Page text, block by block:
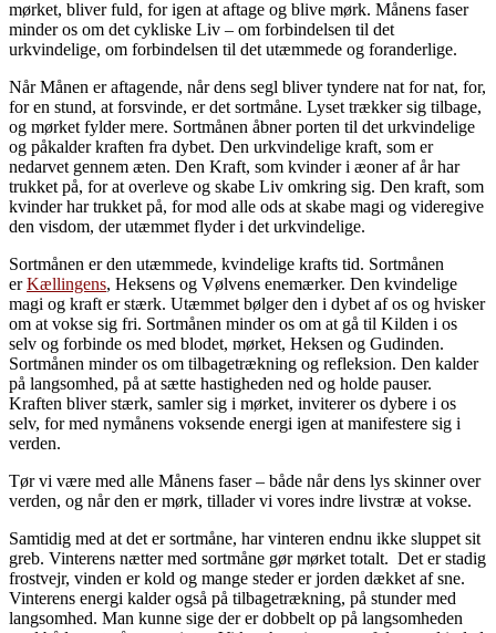
mørket, bliver fuld, for igen at aftage og blive mørk. Månens faser
minder os om det cykliske Liv – om forbindelsen til det
urkvindelige, om forbindelsen til det utæmmede og foranderlige.
Når Månen er aftagende, når dens segl bliver tyndere nat for nat, for,
for en stund, at forsvinde, er det sortmåne. Lyset trækker sig tilbage,
og mørket fylder mere. Sortmånen åbner porten til det urkvindelige
og påkalder kraften fra dybet. Den urkvindelige kraft, som er
nedarvet gennem æten. Den Kraft, som kvinder i æoner af år har
trukket på, for at overleve og skabe Liv omkring sig. Den kraft, som
kvinder har trukket på, for mod alle ods at skabe magi og videregive
den visdom, der utæmmet flyder i det urkvindelige.
Sortmånen er den utæmmede, kvindelige krafts tid. Sortmånen
erKællingens, Heksens og Vølvens enemærker. Den kvindelige
magi og kraft er stærk. Utæmmet bølger den i dybet af os og hvisker
om at vokse sig fri. Sortmånen minder os om at gå til Kilden i os
selv og forbinde os med blodet, mørket, Heksen og Gudinden.
Sortmånen minder os om tilbagetrækning og refleksion. Den kalder
på langsomhed, på at sætte hastigheden ned og holde pauser.
Kraften bliver stærk, samler sig i mørket, inviterer os dybere i os
selv, for med nymånens voksende energi igen at manifestere sig i
verden.
Tør vi være med alle Månens faser – både når dens lys skinner over
verden, og når den er mørk, tillader vi vores indre livstræ at vokse.
Samtidig med at det er sortmåne, har vinteren endnu ikke sluppet sit
greb. Vinterens nætter med sortmåne gør mørket totalt. Det er stadig
frostvejr, vinden er kold og mange steder er jorden dækket af sne.
Vinterens energi kalder også på tilbagetrækning, på stunder med
langsomhed. Man kunne sige der er dobbelt op på langsomheden